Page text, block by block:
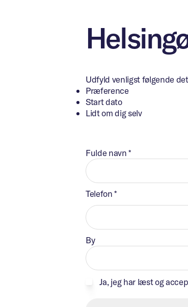
Udfyld venligst følgende
Præference
Start dato
Lidt om dig selv
Fulde navn*
Telefon*
By
Ja, jeg har læst og